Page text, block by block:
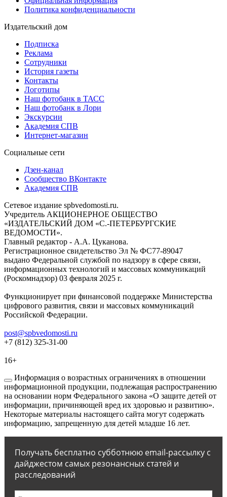
Политика конфиденциальности
Издательский дом
Подписка
Реклама
Сотрудники
История газеты
Контакты
Логотипы
Наш фотобанк в ТАСС
Наш фотобанк в Лори
Экскурсии
Академия СПВ
Интернет-магазин
Социальные сети
Дзен-канал
Сообщество ВКонтакте
Академия СПВ
Сетевое издание spbvedomosti.ru.
Учредитель АКЦИОНЕРНОЕ ОБЩЕСТВО
«ИЗДАТЕЛЬСКИЙ ДОМ «С.-ПЕТЕРБУРГСКИЕ
ВЕДОМОСТИ».
Главный редактор - А.А. Цуканова.
Регистрационное свидетельство Эл № ФС77-89047
выдано Федеральной службой по надзору в сфере связи,
информационных технологий и массовых коммуникаций
(Роскомнадзор) 03 февраля 2025 г.
Функционирует при финансовой поддержке Министерства
цифрового развития, связи и массовых коммуникаций
Российской Федерации.
post@spbvedomosti.ru
+7 (812) 325-31-00
16+
Информация о возрастных ограничениях в отношении
информационной продукции, подлежащая распространению
на основании норм Федерального закона «О защите детей от
информации, причиняющей вред их здоровью и развитию».
Некоторые материалы настоящего сайта могут содержать
информацию, запрещенную для детей младше 16 лет.
Получать бесплатно субботнюю email-рассылку с
дайджестом самых резонансных статей и
расследований